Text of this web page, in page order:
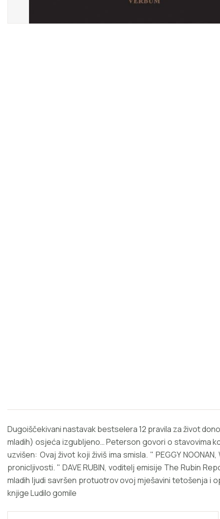
Dugoiščekivani nastavak bestselera 12 pravila za život
mladih) osjeća izgubljeno… Peterson govori o stavovima
uzvišen: Ovaj život koji živiš ima smisla. " PEGGY
pronicljivosti. " DAVE RUBIN, voditelj emisije The Rubin
mladih ljudi savršen protuotrov ovoj mješavini tetošenja i
knjige Ludilo gomile